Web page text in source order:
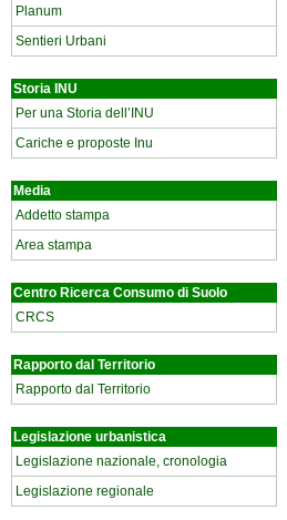
Planum
Sentieri Urbani
Storia INU
Per una Storia dell’INU
Cariche e proposte Inu
Media
Addetto stampa
Area stampa
Centro Ricerca Consumo di Suolo
CRCS
Rapporto dal Territorio
Rapporto dal Territorio
Legislazione urbanistica
Legislazione nazionale, cronologia
Legislazione regionale